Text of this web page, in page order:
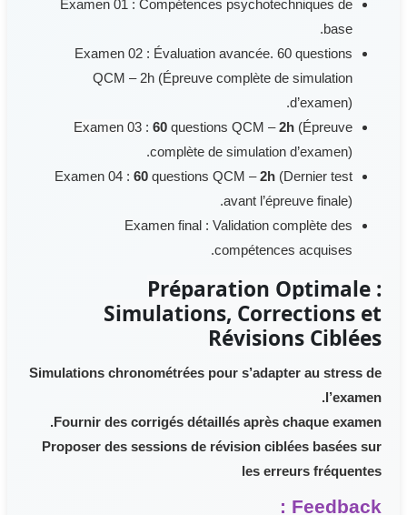
Examen 01 : Compétences psychotechniques de
base.
Examen 02 : Évaluation avancée. 60 questions
QCM – 2h (Épreuve complète de simulation
d’examen).
Examen 03 : 60 questions QCM –2h (Épreuve
complète de simulation d’examen).
Examen 04 : 60 questions QCM –2h (Dernier test
avant l’épreuve finale).
Examen final : Validation complète des
compétences acquises.
Préparation Optimale :
Simulations, Corrections et
Révisions Ciblées
Simulations chronométrées pour s’adapter au stress de
l’examen.
Fournir des corrigés détaillés après chaque examen.
Proposer des sessions de révision ciblées basées sur
les erreurs fréquentes
Feedback :